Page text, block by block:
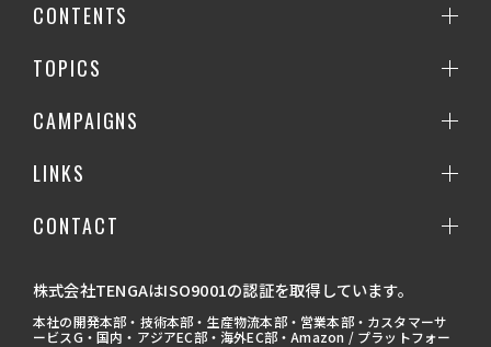
CONTENTS
TOPICS
CAMPAIGNS
LINKS
CONTACT
株式会社TENGAはISO9001の認証を取得しています。
本社の開発本部・技術本部・生産物流本部・営業本部・カスタマーサ
ービスG・国内・アジアEC部・海外EC部・Amazon / プラットフォー